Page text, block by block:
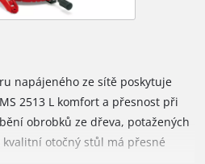
napájeného ze sítě poskytuje
2513 L komfort a přesnost při
obrobků ze dřeva, potažených
otočný stůl má přesné